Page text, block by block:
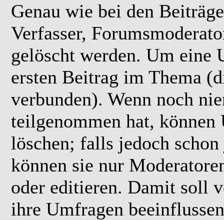
Genau wie bei den
Verfasser,
gelöscht werden. Um eine
ersten Beitrag im Thema
verbunden). Wenn noch
teilgenommen hat,
löschen; falls jedoch
können sie nur
oder editieren. Damit soll
ihre Umfragen